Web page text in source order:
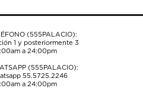
(555PALACIO):
1 y posteriormente 3
a 24:00pm
(555PALACIO):
55.5725.2246
a 24:00pm